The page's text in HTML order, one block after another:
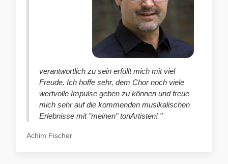
verantwortlich zu sein erfüllt mich mit viel
Freude. Ich hoffe sehr, dem Chor noch viele
wertvolle Impulse geben zu können und freue
mich sehr auf die kommenden musikalischen
Erlebnisse mit "meinen" tonArtisten! "
Achim Fischer